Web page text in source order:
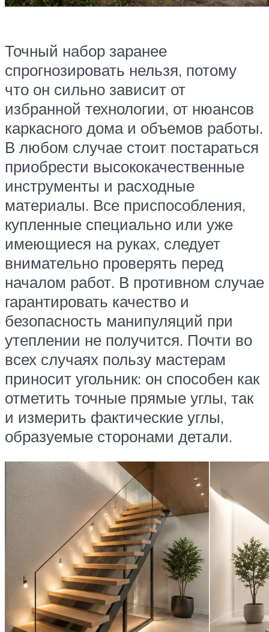
Точный набор заранее
спрогнозировать нельзя, потому
что он сильно зависит от
избранной технологии, от нюансов
каркасного дома и объемов работы.
В любом случае стоит постараться
приобрести высококачественные
инструменты и расходные
материалы. Все приспособления,
купленные специально или уже
имеющиеся на руках, следует
внимательно проверять перед
началом работ. В противном случае
гарантировать качество и
безопасность манипуляций при
утеплении не получится. Почти во
всех случаях пользу мастерам
приносит угольник: он способен как
отметить точные прямые углы, так
и измерить фактические углы,
образуемые сторонами детали.